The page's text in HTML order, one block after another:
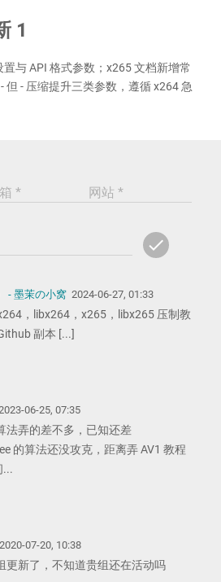
1
置与 API 格式参数；x265 文档新增常
但 - 压缩提升三类参数，遵循 x264 急
* 网站 *
checkADD
- 墨茉の小窝 2024-06-27, 01:33
，libx264，x265，libx265 压制教
副本 [...]
06-25, 07:35
法弄的差不多，已知还差
的算法还没攻克，距离弄 AV1 教程
...
2020-07-20, 10:38
更新了，不知道贵组还在活动吗